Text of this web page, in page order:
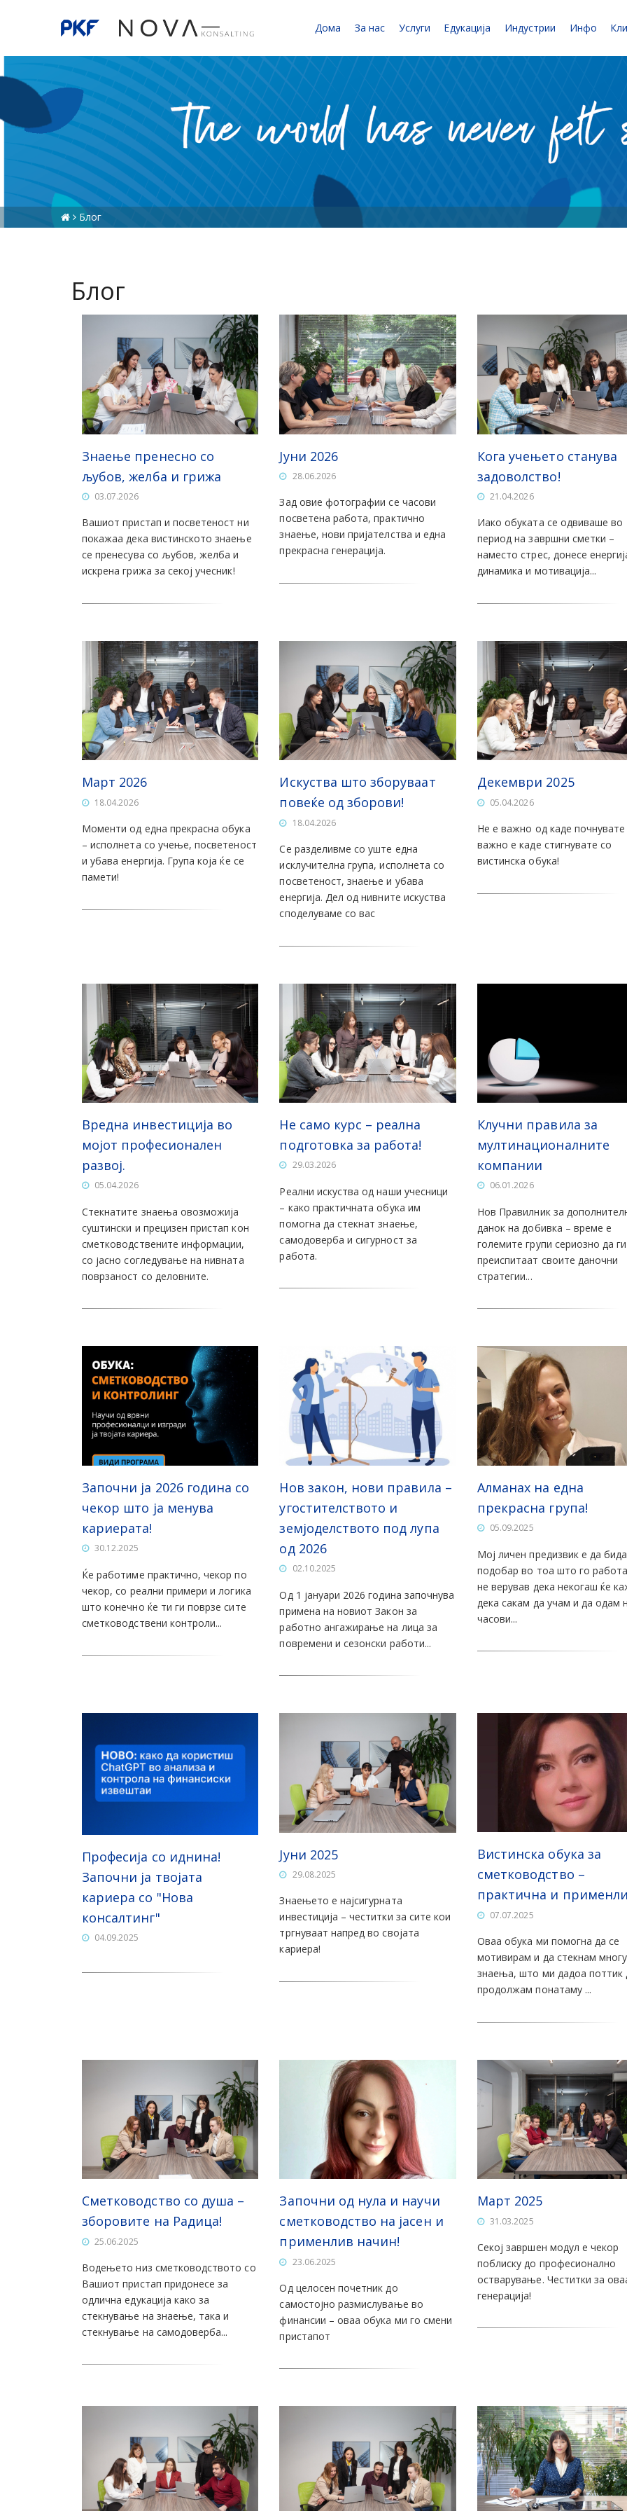
Дома За нас Услуги Едукација Индустрии Инфо
Блог
Блог
Знаење пренесно со
љубов, желба и грижа
03.07.2026
Вашиот пристап и посветеност ни
покажаа дека вистинското знаење
се пренесува со љубов, желба и
искрена грижа за секој учесник!
Јуни 2026
28.06.2026
Зад овие фотографии се часови
посветена работа, практично
знаење, нови пријателства и една
прекрасна генерација.
Кога учењето станува
задоволство!
21.04.2026
Иако обуката се одвиваше во
период на завршни сметки –
наместо стрес, донесе
динамика и мотивација...
Март 2026
18.04.2026
Моменти од една прекрасна обука
– исполнета со учење, посветеност
и убава енергија. Група која ќе се
памети!
Искуства што зборуваат
повеќе од зборови!
18.04.2026
Се разделивме со уште една
исклучителна група, исполнета со
посветеност, знаење и убава
енергија. Дел од нивните искуства
споделуваме со вас
Декември 2025
05.04.2026
Не е важно од каде
важно е каде стигнувате со
вистинска обука!
Вредна инвестиција во
мојот професионален
развој.
05.04.2026
Стекнатите знаења овозможија
суштински и прецизен пристап кон
сметководствените информации,
со јасно согледување на нивната
поврзаност со деловните.
Не само курс – реална
подготовка за работа!
29.03.2026
Реални искуства од наши учесници
– како практичната обука им
помогна да стекнат знаење,
самодоверба и сигурност за
работа.
Клучни правила за
мултинационалните
компании
06.01.2026
Нов Правилник за
данок на добивка – време е
големите групи сериозно да ги
преиспитаат своите даночни
стратегии...
Започни ја 2026 година со
чекор што ја менува
кариерата!
30.12.2025
Ќе работиме практично, чекор по
чекор, со реални примери и логика
што конечно ќе ти ги поврзе сите
сметководствени контроли...
Нов закон, нови правила –
угостителството и
земјоделството под лупа
од 2026
02.10.2025
Од 1 јануари 2026 година започнува
примена на новиот Закон за
работно ангажирање на лица за
повремени и сезонски работи...
Алманах на една
прекрасна група!
05.09.2025
Мој личен предизвик е да
подобар во тоа што го
не верував дека некогаш ќе
дека сакам да учам и да одам
часови...
Професија со иднина!
Започни ја твојата
кариера со "Нова
консалтинг"
04.09.2025
Јуни 2025
29.08.2025
Знаењето е најсигурната
инвестиција – честитки за сите кои
тргнуваат напред во својата
кариера!
Вистинска обука за
сметководство –
практична и
07.07.2025
Оваа обука ми помогна да се
мотивирам и да стекнам
знаења, што ми дадоа поттик
продолжам понатаму ...
Сметководство со душа –
зборовите на Радица!
25.06.2025
Водењето низ сметководството со
Вашиот пристап придонесе за
одлична едукација како за
стекнување на знаење, така и
стекнување на самодоверба...
Започни од нула и научи
сметководство на јасен и
применлив начин!
23.06.2025
Од целосен почетник до
самостојно размислување во
финансии – оваа обука ми го смени
пристапот
Март 2025
31.03.2025
Секој завршен модул е чекор
поблиску до професионално
остварување. Честитки за
генерација!